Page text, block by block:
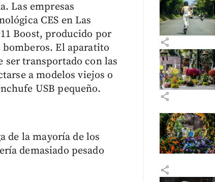
Las empresas
CES en Las
Boost, producido por
El aparatito
ser transportado con las
a modelos viejos o
USB pequeño.
de la mayoría de los
demasiado pesado
share
share
share